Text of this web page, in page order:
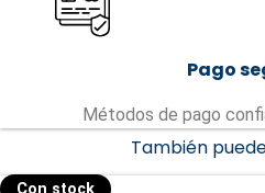
Pago
Métodos de pago
También